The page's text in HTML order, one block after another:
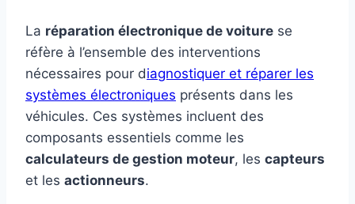
La réparation électronique de voiture se
réfère à l’ensemble des interventions
nécessaires pour diagnostiquer et réparer les
systèmes électroniques présents dans les
véhicules. Ces systèmes incluent des
composants essentiels comme les
calculateurs de gestion moteur, les capteurs
et les actionneurs.